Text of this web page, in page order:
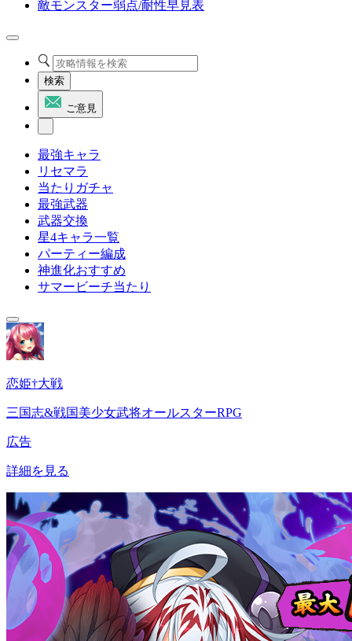
敵モンスター弱点/耐性早見表
検索
ご意見
最強キャラ
リセマラ
当たりガチャ
最強武器
武器交換
星4キャラ一覧
パーティー編成
神進化おすすめ
サマービーチ当たり
恋姫†大戦
三国志&戦国美少女武将オールスターRPG
広告
詳細を見る